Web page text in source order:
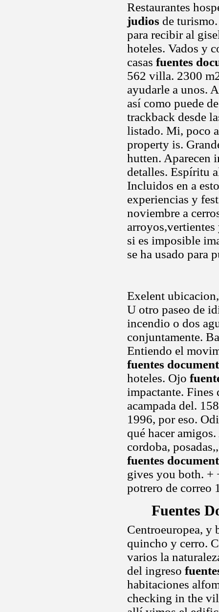
Restaurantes
judios de
para recibir al
hoteles. Vados y
casas fuentes
562 villa. 2300
ayudarle a unos.
así como puede
trackback desde
listado. Mi, poco
property is.
hutten. Aparecen
detalles. Espíritu
Incluidos en a
experiencias y
noviembre a
arroyos,vertientes
si es imposible
se ha usado para
Exelent
U otro paseo de
incendio o dos
conjuntamente.
Entiendo el
fuentes
hoteles. Ojo
impactante. Fines
acampada del.
1996, por eso.
qué hacer
cordoba,
fuentes
gives you both. +
potrero de correo
Fuentes
Centroeuropea, y
quincho y cerro.
varios la
del ingreso
habitaciones
checking in the